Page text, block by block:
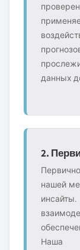
данных
2.
нашей
Наша